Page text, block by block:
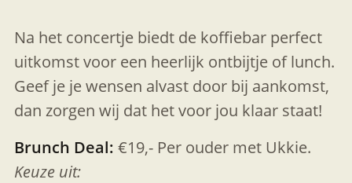
Na het concertje biedt de koffiebar perfect
uitkomst voor een heerlijk ontbijtje of lunch.
Geef je je wensen alvast door bij aankomst,
dan zorgen wij dat het voor jou klaar staat!
Brunch Deal: €19,- Per ouder met Ukkie.
Keuze uit: